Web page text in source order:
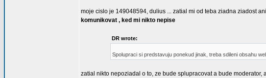
moje cislo je 149048594, dulius ... zatial mi od teba ziadna ziadost
komunikovat , ked mi nikto nepise
DR wrote:
Spolupraci si predstavuju ponekud jinak, treba sdileni obsahu
zatial nikto nepoziadal o to, ze bude splupracovat a bude